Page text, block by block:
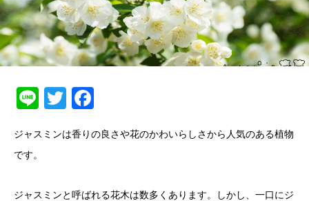
LineTwitter
ジャスミンは香りの良さや花のかわいらしさから人気のある植物
です。
ジャスミンと呼ばれる花木は数多くあります。しかし、一口にジ